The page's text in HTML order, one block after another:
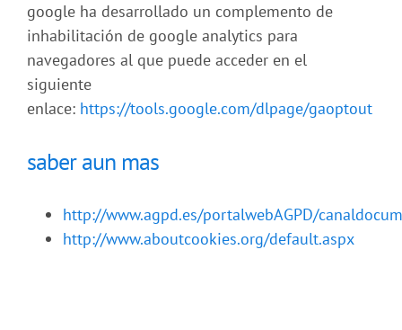
google ha desarrollado un complemento de
inhabilitación de google analytics para
navegadores al que puede acceder en el
siguiente
enlace: https://tools.google.com/dlpage/gaoptout
saber aun mas
http://www.agpd.es/portalwebAGPD/
http://www.aboutcookies.org/default.aspx